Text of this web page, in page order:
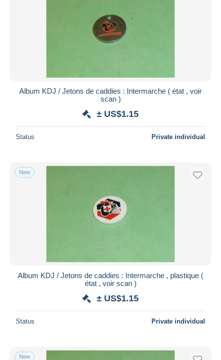
Album KDJ / Jetons de caddies : Intermarche ( état , voir
scan )
± US$1.15
Status Private individual
New
Album KDJ / Jetons de caddies : Intermarche , plastique (
état , voir scan )
± US$1.15
Status Private individual
New